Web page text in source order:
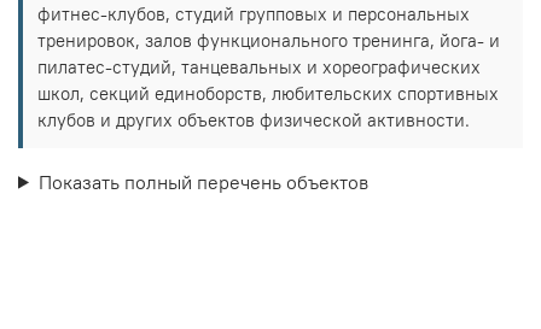
фитнес-клубов, студий групповых и персональных
тренировок, залов функционального тренинга, йога- и
пилатес-студий, танцевальных и хореографических
школ, секций единоборств, любительских спортивных
клубов и других объектов физической активности.
Показать полный перечень объектов